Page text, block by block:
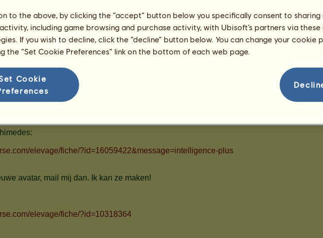
Snowflake
Bekijk al mijn paarden
to the above, by clicking the “accept” button below you specifically consent to
including game browsing and purchase activity, with Ubisoft’s partners via these
If you wish to decline, click the “decline” button below. You can change your cookie
the “Set Cookie Preferences” link on the bottom of each web page.
Cookie